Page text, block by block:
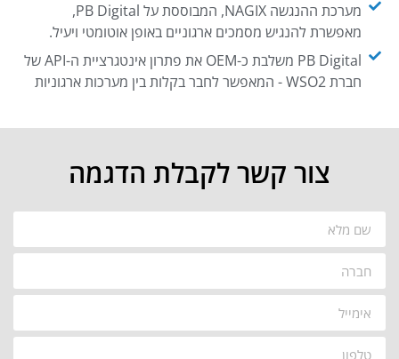
מערכת ההנגשה NAGIX, המבוססת על PB Digital,
מאפשרת להנגיש מסמכים ארגוניים באופן אוטומטי ויעיל.
PB Digital משלבת כ-OEM את פתרון אינטגרציית ה-API של
חברת WSO2 - המאפשר לחבר בקלות בין מערכות ארגוניות
צור קשר לקבלת הדגמה